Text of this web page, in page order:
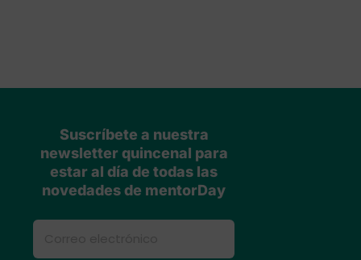
Suscríbete a nuestra
newsletter quincenal para
estar al día de todas las
novedades de mentorDay